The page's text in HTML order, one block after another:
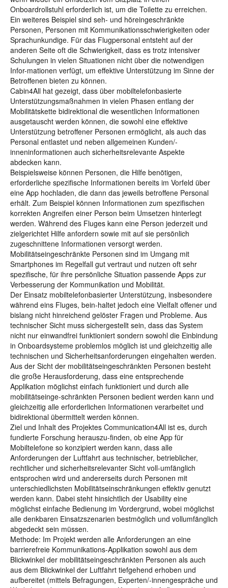
Onboardrollstuhl erforderlich ist, um die Toilette zu erreichen.
Ein weiteres Beispiel sind seh- und höreingeschränkte
Personen, Personen mit Kommunikationsschwierigkeiten oder
Sprachunkundige. Für das Flugpersonal entsteht auf der
anderen Seite oft die Schwierigkeit, dass es trotz intensiver
Schulungen in vielen Situationen nicht über die notwendigen
Infor-mationen verfügt, um effektive Unterstützung im Sinne der
Betroffenen bieten zu können.
Cabin4All hat gezeigt, dass über mobiltelefonbasierte
Unterstützungsmaßnahmen in vielen Phasen entlang der
Mobilitätskette bidirektional die wesentlichen Informationen
ausgetauscht werden können, die sowohl eine effektive
Unterstützung betroffener Personen ermöglicht, als auch das
Personal entlastet und neben allgemeinen Kunden/-
inneninformationen auch sicherheitsrelevante Aspekte
abdecken kann.
Beispielsweise können Personen, die Hilfe benötigen,
erforderliche spezifische Informationen bereits im Vorfeld über
eine App hochladen, die dann das jeweils betroffene Personal
erhält. Zum Beispiel können Informationen zum spezifischen
korrekten Angreifen einer Person beim Umsetzen hinterlegt
werden. Während des Fluges kann eine Person jederzeit und
zielgerichtet Hilfe anfordern sowie mit auf sie persönlich
zugeschnittene Informationen versorgt werden.
Mobilitätseingeschränkte Personen sind im Umgang mit
Smartphones im Regelfall gut vertraut und nutzen oft sehr
spezifische, für ihre persönliche Situation passende Apps zur
Verbesserung der Kommunikation und Mobilität.
Der Einsatz mobiltelefonbasierter Unterstützung, insbesondere
während eins Fluges, bein-haltet jedoch eine Vielfalt offener und
bislang nicht hinreichend gelöster Fragen und Probleme. Aus
technischer Sicht muss sichergestellt sein, dass das System
nicht nur einwandfrei funktioniert sondern sowohl die Einbindung
in Onboardsysteme problemlos möglich ist und gleichzeitig alle
technischen und Sicherheitsanforderungen eingehalten werden.
Aus der Sicht der mobilitätseingeschränkten Personen besteht
die große Herausforderung, dass eine entsprechende
Applikation möglichst einfach funktioniert und durch alle
mobilitätseinge-schränkten Personen bedient werden kann und
gleichzeitig alle erforderlichen Informationen verarbeitet und
bidirektional übermittelt werden können.
Ziel und Inhalt des Projektes Communication4All ist es, durch
fundierte Forschung herauszu-finden, ob eine App für
Mobiltelefone so konzipiert werden kann, dass alle
Anforderungen der Luftfahrt aus technischer, betrieblicher,
rechtlicher und sicherheitsrelevanter Sicht voll-umfänglich
entsprochen wird und andererseits durch Personen mit
unterschiedlichsten Mobilitätseinschränkungen effektiv genutzt
werden kann. Dabei steht hinsichtlich der Usability eine
möglichst einfache Bedienung im Vordergrund, wobei möglichst
alle denkbaren Einsatzszenarien bestmöglich und vollumfänglich
abgedeckt sein müssen.
Methode: Im Projekt werden alle Anforderungen an eine
barrierefreie Kommunikations-Applikation sowohl aus dem
Blickwinkel der mobilitätseingeschränkten Personen als auch
aus dem Blickwinkel der Luftfahrt tiefgehend erhoben und
aufbereitet (mittels Befragungen, Experten/-innengespräche und